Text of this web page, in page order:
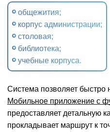
общежития;
корпус администрации;
столовая;
библиотека;
учебные корпуса.
Система позволяет быстро
Мобильное приложение с
предоставляет детальную
прокладывает маршрут к